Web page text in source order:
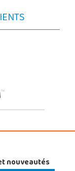
nouveautés